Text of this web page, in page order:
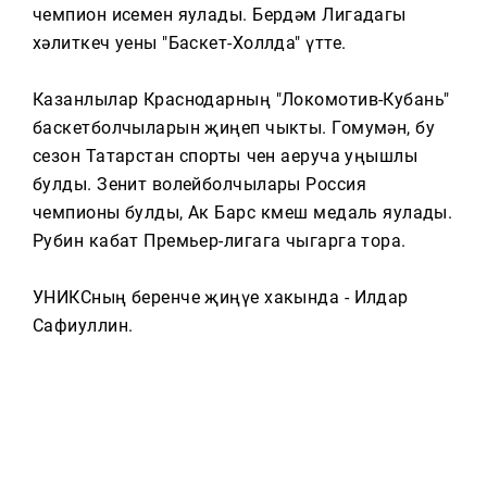
чемпион исемен яулады. Бердәм Лигадагы
хәлиткеч уены "Баскет-Холлда" үтте.
Казанлылар Краснодарның "Локомотив-Кубань"
баскетболчыларын җиңеп чыкты. Гомумән, бу
сезон Татарстан спорты өчен аеруча уңышлы
булды. Зенит волейболчылары Россия
чемпионы булды, Ак Барс көмеш медаль яулады.
Рубин кабат Премьер-лигага чыгарга тора.
УНИКСның беренче җиңүе хакында - Илдар
Сафиуллин.